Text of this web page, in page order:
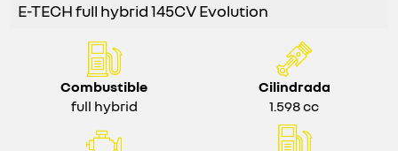
E-TECH full hybrid 145CV Evolution
Combustible
full hybrid
Cilindrada
1.598 cc